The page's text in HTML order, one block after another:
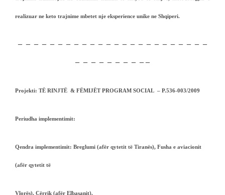
realizuar ne keto trajnime mbetet nje eksperience unike ne Shqiperi.
– – – – – – – – – – – – – – – – – – – – – – – –
– – – – – – – – – –
Projekti: TË RINJTË & FËMIJËT PROGRAM SOCIAL – P.536-003/2009
Periudha implementimit:
Qendra implementimit: Breglumi (afër qytetit të Tiranës), Fusha e aviacionit
(afër qytetit të
Vlorës), Cërrik (afër Elbasanit).